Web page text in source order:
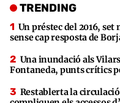
TRENDING
Un préstec del 2016,
sense cap resposta de
Una inundació als
Fontaneda, punts crítics
Restablerta la